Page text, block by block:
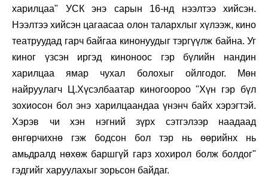
харилцаа" УСК энэ сарын 16-нд нээлтээ хийсэн.
Нээлтээ хийсэн цагаасаа олон талархлыг хүлээж, кино
театруудад гарч байгаа кинонуудыг тэргүүлж байна. Уг
киног үзсэн иргэд киноноос гэр бүлийн нандин
харилцаа ямар чухал болохыг ойлгодог. Мөн
найруулагч Ц.Хүсэлбаатар киногоороо "Хүн гэр бүл
зохиосон бол энэ харилцаандаа үнэнч байх хэрэгтэй.
Хэрэв чи хэн нэгний зүрх сэтгэлээр наадаад
өнгөрчихнө гэж бодсон бол тэр нь өөрийнх нь
амьдралд нөхөж баршгүй гарз хохирол болж болдог"
гэдгийг харуулахыг зорьсон байдаг.